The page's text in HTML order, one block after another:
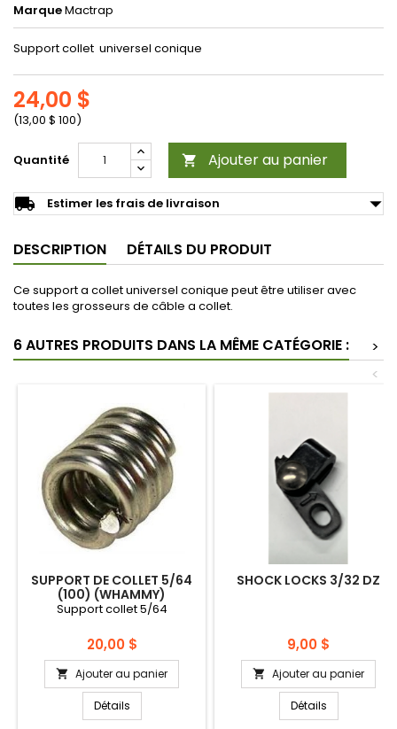
MarqueMactrap
Support collet universel conique
24,00 $
(13,00 $ 100)
Quantité  Ajouter au panier
local_shipping Estimer les frais de livraison arrow_drop_down
DESCRIPTION DÉTAILS DU PRODUIT
Ce support a collet universel conique peut être utiliser avec
toutes les grosseurs de câble a collet.
6 AUTRES PRODUITS DANS LA MÊME CATÉGORIE :
>
<
SUPPORT DE COLLET 5/64
(100) (WHAMMY)
Support collet 5/64
Prix
20,00 $
 Ajouter au panier
Détails
SHOCK LOCKS 3/32 DZ
Prix
9,00 $
 Ajouter au panier
Détails